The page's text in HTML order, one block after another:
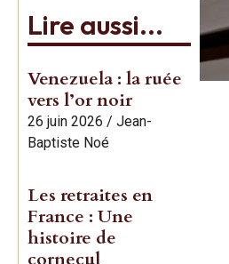
Lire aussi...
Venezuela : la ruée
vers l’or noir
26 juin 2026 / Jean-
Baptiste Noé
Les retraites en
France : Une
histoire de
cornecul